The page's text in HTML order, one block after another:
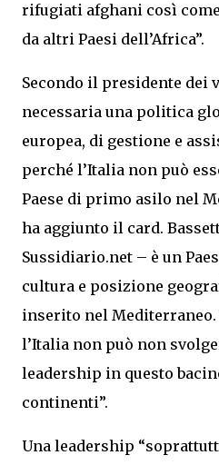
rifugiati afghani così
da altri Paesi dell’Africa”.
Secondo il presidente dei
necessaria una politica
europea, di gestione e
perché l’Italia non può
Paese di primo asilo nel
ha aggiunto il card.
Sussidiario.net – è un
cultura e posizione
inserito nel
l’Italia non può non
leadership in questo
continenti”.
Una leadership